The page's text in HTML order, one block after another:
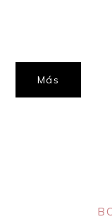
Más